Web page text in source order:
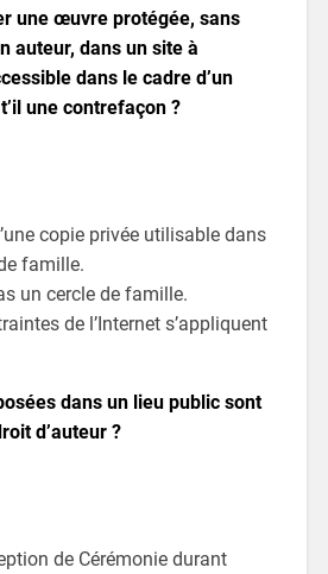
une œuvre protégée, sans
auteur, dans un site à
dans le cadre d’un
une contrefaçon ?
copie privée utilisable dans
famille.
un cercle de famille.
de l’Internet s’appliquent
dans un lieu public sont
d’auteur ?
de Cérémonie durant